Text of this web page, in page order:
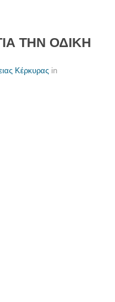
ΤΗΝ ΟΔΙΚΗ
Κέρκυρας in